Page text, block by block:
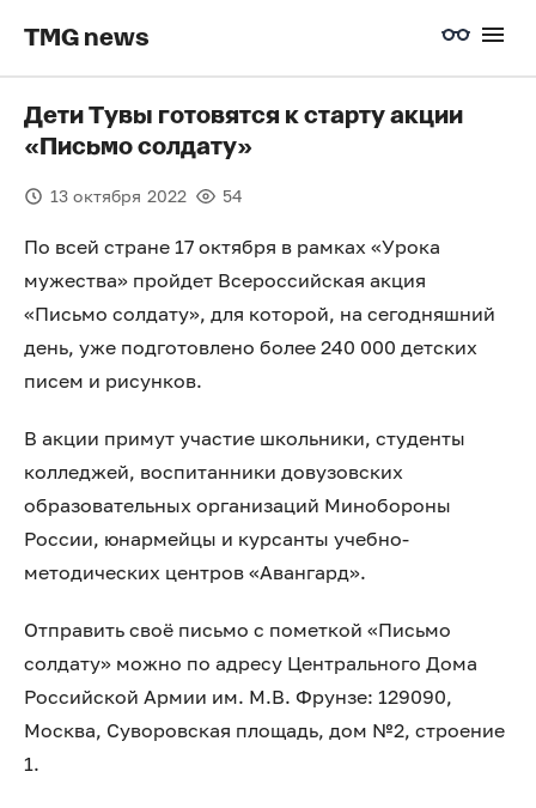
TMG news
Дети Тувы готовятся к старту акции
«Письмо солдату»
13 октября 2022 54
По всей стране 17 октября в рамках «Урока
мужества» пройдет Всероссийская акция
«Письмо солдату», для которой, на сегодняшний
день, уже подготовлено более 240 000 детских
писем и рисунков.
В акции примут участие школьники, студенты
колледжей, воспитанники довузовских
образовательных организаций Минобороны
России, юнармейцы и курсанты учебно-
методических центров «Авангард».
Отправить своё письмо с пометкой «Письмо
солдату» можно по адресу Центрального Дома
Российской Армии им. М.В. Фрунзе: 129090,
Москва, Суворовская площадь, дом №2, строение
1.